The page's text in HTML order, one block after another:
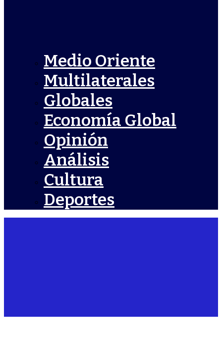
Medio Oriente
Multilaterales
Globales
Economía Global
Opinión
Análisis
Cultura
Deportes